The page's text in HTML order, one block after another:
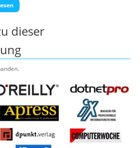
dieser